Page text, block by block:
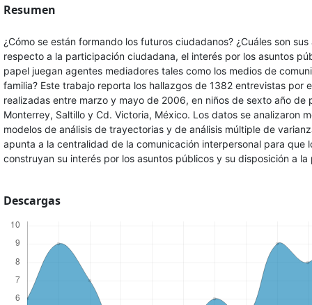
Resumen
¿Cómo se están formando los futuros ciudadanos? ¿Cuáles son
respecto a la participación ciudadana, el interés por los asuntos
papel juegan agentes mediadores tales como los medios de
familia? Este trabajo reporta los hallazgos de 1382 entrevistas por
realizadas entre marzo y mayo de 2006, en niños de sexto año de
Monterrey, Saltillo y Cd. Victoria, México. Los datos se analizaron
modelos de análisis de trayectorias y de análisis múltiple de
apunta a la centralidad de la comunicación interpersonal para que
construyan su interés por los asuntos públicos y su disposición a
Descargas